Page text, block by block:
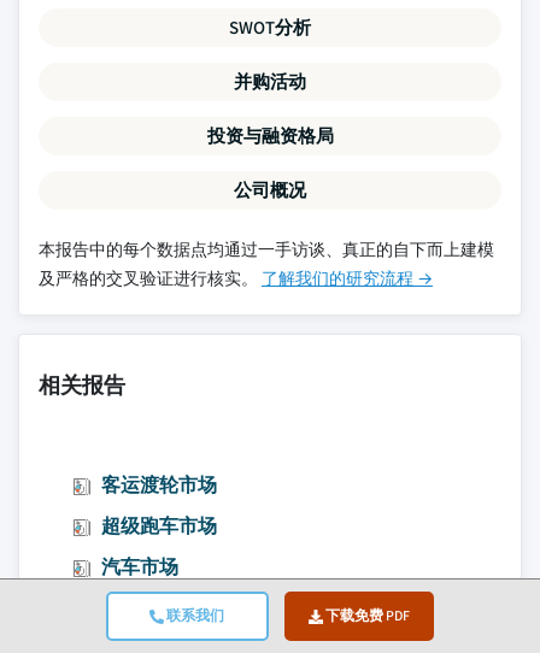
联系我们 下载免费 PDF
SWOT分析
并购活动
投资与融资格局
公司概况
本报告中的每个数据点均通过一手访谈、真正的自下而上建模
及严格的交叉验证进行核实。 了解我们的研究流程 →
相关报告
客运渡轮市场
超级跑车市场
汽车市场
乘用电动汽车市场